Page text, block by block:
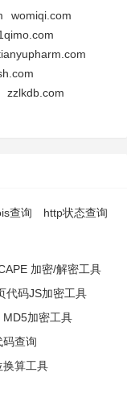
womiqi.com
zzlkdb.com
查询
http状态查询
加密/解密工具
代码JS加密工具
MD5加密工具
码查询
换算工具